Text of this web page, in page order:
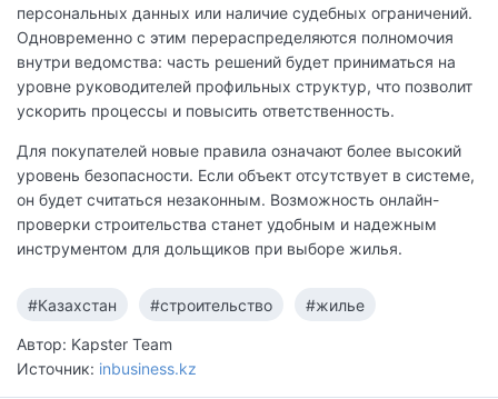
персональных данных или наличие судебных ограничений.
Одновременно с этим перераспределяются полномочия
внутри ведомства: часть решений будет приниматься на
уровне руководителей профильных структур, что позволит
ускорить процессы и повысить ответственность.
Для покупателей новые правила означают более высокий
уровень безопасности. Если объект отсутствует в системе,
он будет считаться незаконным. Возможность онлайн-
проверки строительства станет удобным и надежным
инструментом для дольщиков при выборе жилья.
#Казахстан #cтроительство #жилье
Автор: Kapster Team
Источник: inbusiness.kz